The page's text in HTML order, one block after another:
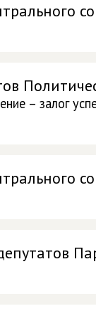
– залог